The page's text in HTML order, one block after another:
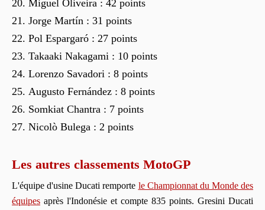
Miguel Oliveira : 42 points
Jorge Martín : 31 points
Pol Espargaró : 27 points
Takaaki Nakagami : 10 points
Lorenzo Savadori : 8 points
Augusto Fernández : 8 points
Somkiat Chantra : 7 points
Nicolò Bulega : 2 points
Les autres classements MotoGP
L'équipe d'usine Ducati remporte le Championnat du Monde des
équipes après l'Indonésie et compte 835 points. Gresini Ducati